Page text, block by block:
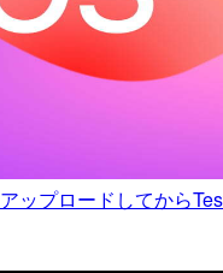
ップロードしてから